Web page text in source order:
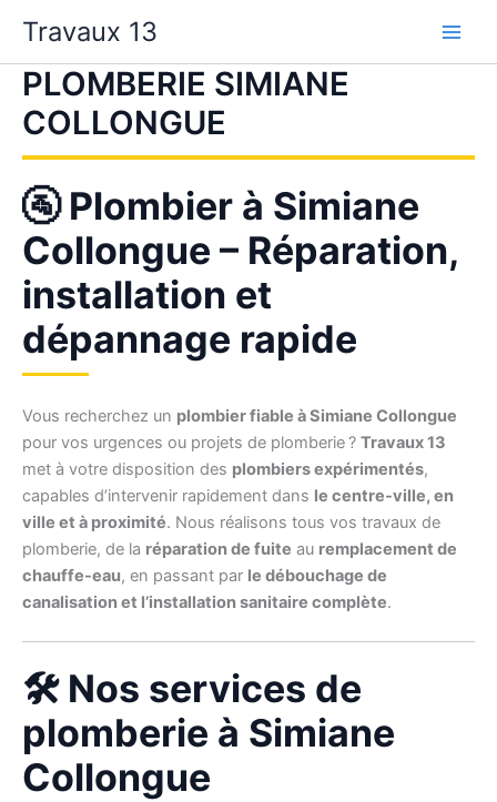
contenu
Travaux 13
PLOMBERIE SIMIANE
COLLONGUE
🚰 Plombier à Simiane
Collongue – Réparation,
installation et
dépannage rapide
Vous recherchez un plombier fiable à Simiane Collongue
pour vos urgences ou projets de plomberie ? Travaux 13
met à votre disposition des plombiers expérimentés,
capables d’intervenir rapidement dans le centre-ville, en
ville et à proximité. Nous réalisons tous vos travaux de
plomberie, de la réparation de fuite au remplacement de
chauffe-eau, en passant par le débouchage de
canalisation et l’installation sanitaire complète.
🛠️ Nos services de
plomberie à Simiane
Collongue